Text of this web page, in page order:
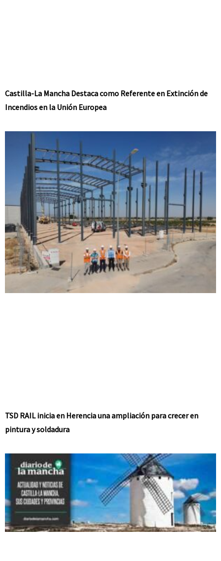
Castilla-La Mancha Destaca como Referente en Extinción de
Incendios en la Unión Europea
TSD RAIL inicia en Herencia una ampliación para crecer en
pintura y soldadura